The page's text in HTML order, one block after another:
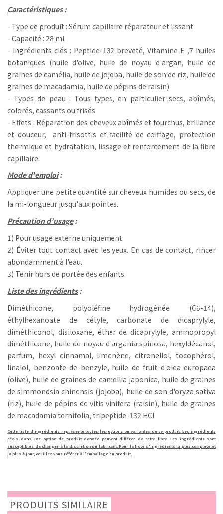
Caractéristiques:
- Type de produit : Sérum capillaire réparateur et lissant
- Capacité : 28 ml
- Ingrédients clés : Peptide-132 breveté, Vitamine E ,7 huiles
botaniques (huile d'olive, huile de noyau d'argan, huile de
graines de camélia, huile de jojoba, huile de son de riz, huile de
graines de macadamia, huile de pépins de raisin)
- Types de peau : Tous types, en particulier secs, abîmés,
colorés, cassants ou frisés
- Effets : Réparation des cheveux abîmés et fourchus, brillance
et douceur, anti-frisottis et facilité de coiffage, protection
thermique et hydratation, lissage et renforcement de la fibre
capillaire.
Mode d'emploi:
Appliquer une petite quantité sur cheveux humides ou secs, de
la mi-longueur jusqu'aux pointes.
Précaution d’usage:
1) Pour usage externe uniquement.
2) Éviter tout contact avec les yeux. En cas de contact, rincer
abondamment à l'eau.
3) Tenir hors de portée des enfants.
Liste des ingrédients:
Diméthicone, polyoléfine hydrogénée (C6-14),
éthylhexanoate de cétyle, carbonate de dicaprylyle,
diméthiconol, disiloxane, éther de dicaprylyle, aminopropyl
diméthicone, huile de noyau d'argania spinosa, hexyldécanol,
parfum, hexyl cinnamal, limonène, citronellol, tocophérol,
linalol, benzoate de benzyle, huile de fruit d'olea europaea
(olive), huile de graines de camellia japonica, huile de graines
de simmondsia chinensis (jojoba), huile de son d'oryza sativa
(riz), huile de pépins de vitis vinifera (raisin), huile de graines
de macadamia ternifolia, tripeptide-132 HCl
Cette liste d'ingrédients représente toutes les options ou variantes de ce produit. Les ingrédients
réels dans une option de produit donnée peuvent différer de cette liste. Les ingrédients sont
susceptibles de changer à la discrétion du fabricant. Pour la liste d'ingrédients la plus complète et
la plus à jour, veuillez vous référer à l'emballage du produit.
PRODUITS SIMILAIRE